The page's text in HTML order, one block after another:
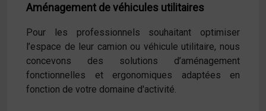
Aménagement de véhicules utilitaires
Pour les professionnels souhaitant optimiser
l’espace de leur camion ou véhicule utilitaire, nous
concevons des solutions d’aménagement
fonctionnelles et ergonomiques adaptées en
fonction de votre domaine d'activité.